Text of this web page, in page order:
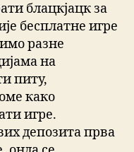
блацкјацк за
бесплатне игре
разне
на
питу,
како
игре.
депозита прва